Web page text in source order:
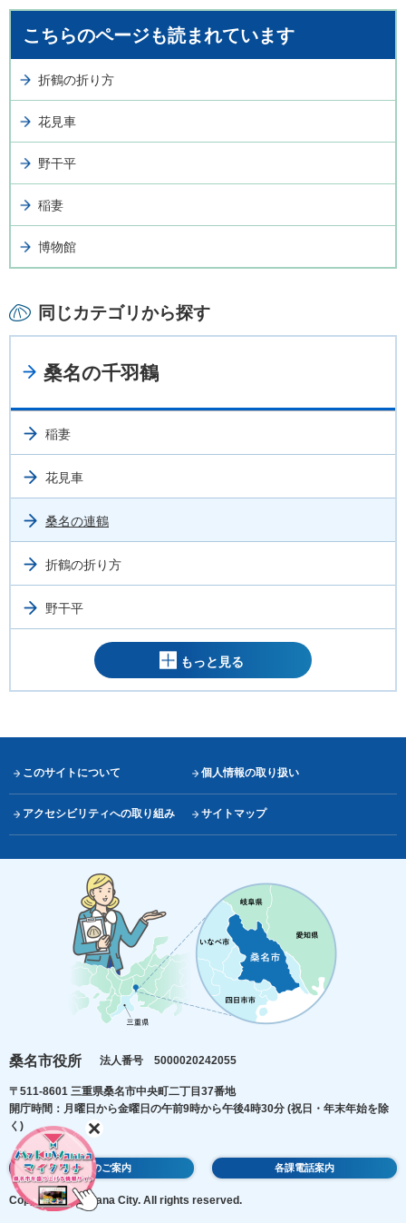
こちらのページも読まれています
折鶴の折り方
花見車
野干平
稲妻
博物館
同じカテゴリから探す
桑名の千羽鶴
稲妻
花見車
桑名の連鶴
折鶴の折り方
野干平
もっと見る
このサイトについて 個人情報の取り扱い
アクセシビリティへの取り組み サイトマップ
桑名市役所 法人番号 5000020242055
〒511-8601 三重県桑名市中央町二丁目37番地
開庁時間：月曜日から金曜日の午前9時から午後4時30分 (祝日・年末年始を除
く)
庁舎のご案内 各課電話案内
Copyright © Kuwana City. All rights reserved.